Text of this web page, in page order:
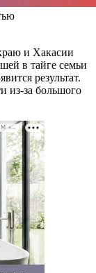
и Хакасии
в тайге семьи
результат.
из-за большого
РЕКЛАМА • ООО СТРОИТЕЛЬНЫЙ ТОРГОВЫЙ ДОМ «ПЕТРОВИЧ». ИНН: 7802348846